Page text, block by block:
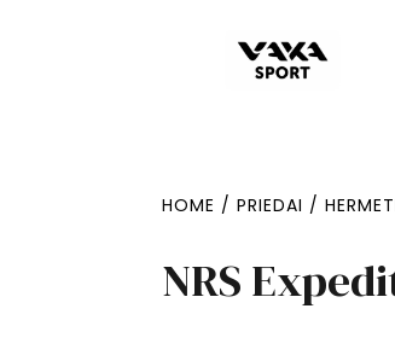
HOME /PRIEDAI /
NRS